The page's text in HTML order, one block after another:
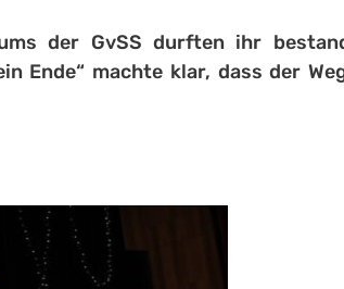
der GvSS durften ihr
Ende“ machte klar, dass der